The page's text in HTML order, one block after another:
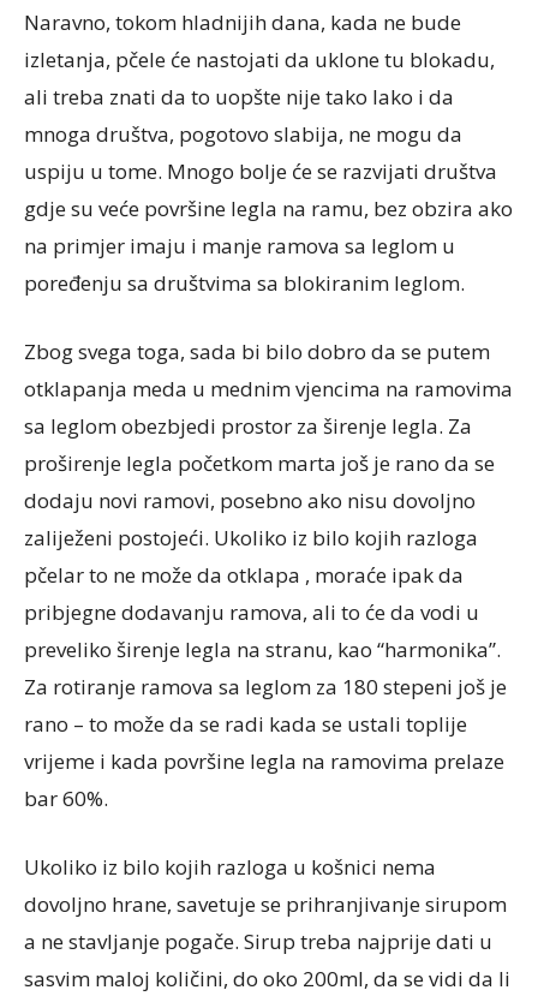
Naravno, tokom hladnijih dana, kada ne bude
izletanja, pčele će nastojati da uklone tu blokadu,
ali treba znati da to uopšte nije tako lako i da
mnoga društva, pogotovo slabija, ne mogu da
uspiju u tome. Mnogo bolje će se razvijati društva
gdje su veće površine legla na ramu, bez obzira ako
na primjer imaju i manje ramova sa leglom u
poređenju sa društvima sa blokiranim leglom.
Zbog svega toga, sada bi bilo dobro da se putem
otklapanja meda u mednim vjencima na ramovima
sa leglom obezbjedi prostor za širenje legla. Za
proširenje legla početkom marta još je rano da se
dodaju novi ramovi, posebno ako nisu dovoljno
zaliježeni postojeći. Ukoliko iz bilo kojih razloga
pčelar to ne može da otklapa , moraće ipak da
pribjegne dodavanju ramova, ali to će da vodi u
preveliko širenje legla na stranu, kao “harmonika”.
Za rotiranje ramova sa leglom za 180 stepeni još je
rano – to može da se radi kada se ustali toplije
vrijeme i kada površine legla na ramovima prelaze
bar 60%.
Ukoliko iz bilo kojih razloga u košnici nema
dovoljno hrane, savetuje se prihranjivanje sirupom
a ne stavljanje pogače. Sirup treba najprije dati u
sasvim maloj količini, do oko 200ml, da se vidi da li